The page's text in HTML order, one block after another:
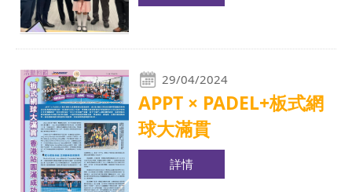
29/04/2024
APPT × PADEL+板式網
球大滿貫
詳情